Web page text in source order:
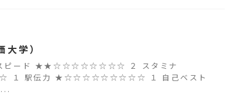
学）
ピード ★★☆☆☆☆☆☆☆☆ ２ スタミナ
駅伝力 ★☆☆☆☆☆☆☆☆☆ １ 自己ベスト